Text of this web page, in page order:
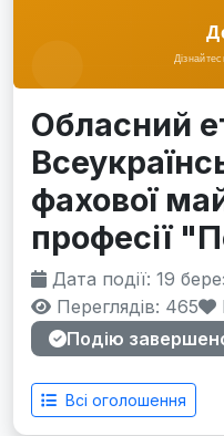
Обласний
фахової
професії
Дата події: 19
Переглядів: 465
Подію
Всі оголошення